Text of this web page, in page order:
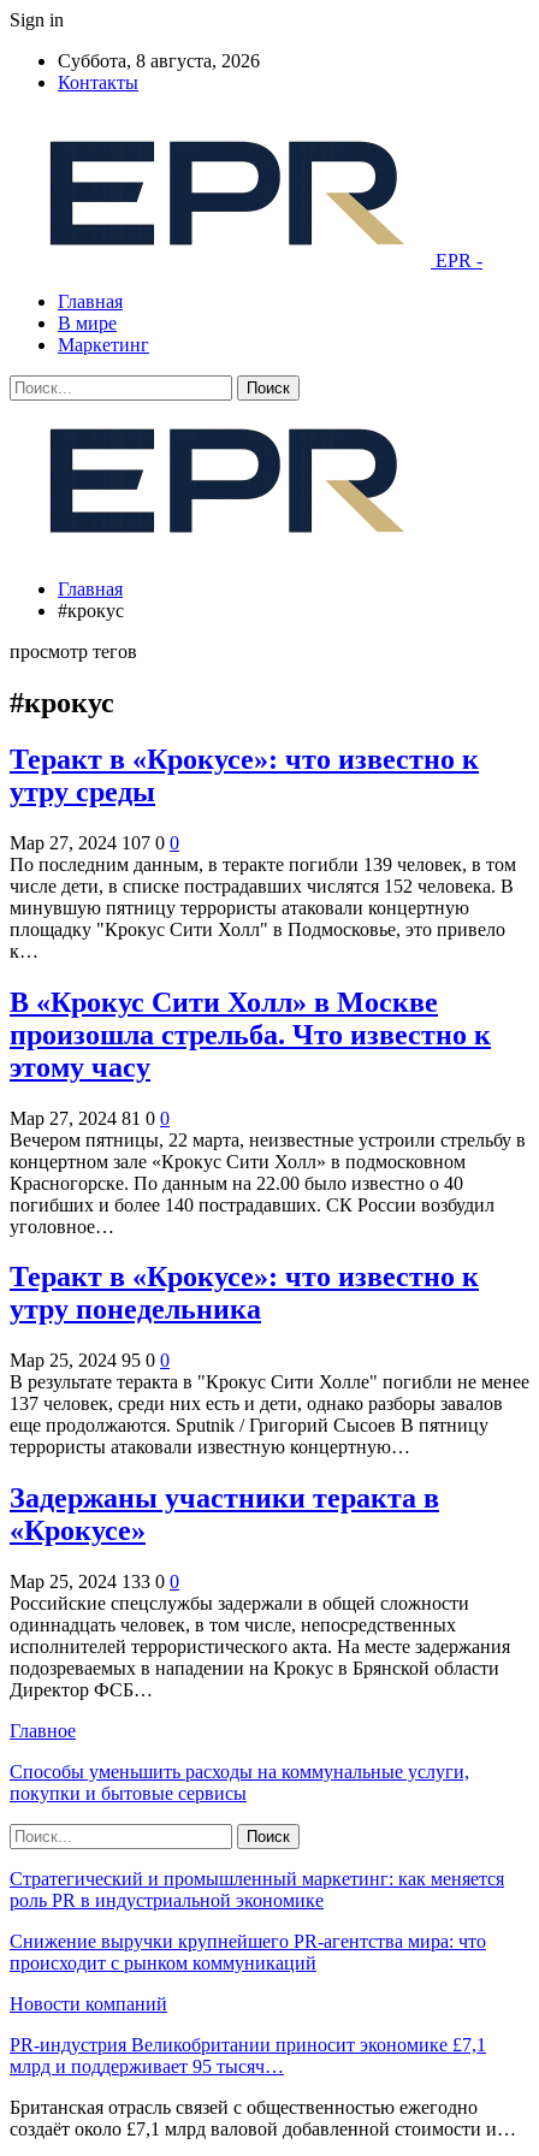
Sign in
Суббота, 8 августа, 2026
Контакты
EPR -
Главная
В мире
Маркетинг
Главная
#крокус
просмотр тегов
#крокус
Теракт в «Крокусе»: что известно к
утру среды
Мар 27, 2024 107 0 0
По последним данным, в теракте погибли 139 человек, в том
числе дети, в списке пострадавших числятся 152 человека. В
минувшую пятницу террористы атаковали концертную
площадку "Крокус Сити Холл" в Подмосковье, это привело
к…
В «Крокус Сити Холл» в Москве
произошла стрельба. Что известно к
этому часу
Мар 27, 2024 81 0 0
Вечером пятницы, 22 марта, неизвестные устроили стрельбу в
концертном зале «Крокус Сити Холл» в подмосковном
Красногорске. По данным на 22.00 было известно о 40
погибших и более 140 пострадавших. СК России возбудил
уголовное…
Теракт в «Крокусе»: что известно к
утру понедельника
Мар 25, 2024 95 0 0
В результате теракта в "Крокус Сити Холле" погибли не менее
137 человек, среди них есть и дети, однако разборы завалов
еще продолжаются. Sputnik / Григорий Сысоев В пятницу
террористы атаковали известную концертную…
Задержаны участники теракта в
«Крокусе»
Мар 25, 2024 133 0 0
Российские спецслужбы задержали в общей сложности
одиннадцать человек, в том числе, непосредственных
исполнителей террористического акта. На месте задержания
подозреваемых в нападении на Крокус в Брянской области
Директор ФСБ…
Главное
Способы уменьшить расходы на коммунальные услуги,
покупки и бытовые сервисы
Стратегический и промышленный маркетинг: как меняется
роль PR в индустриальной экономике
Снижение выручки крупнейшего PR-агентства мира: что
происходит с рынком коммуникаций
Новости компаний
PR-индустрия Великобритании приносит экономике £7,1
млрд и поддерживает 95 тысяч…
Британская отрасль связей с общественностью ежегодно
создаёт около £7,1 млрд валовой добавленной стоимости и…